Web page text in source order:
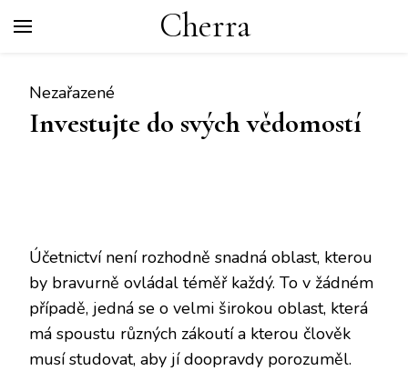
Cherra
Nezařazené
Investujte do svých vědomostí
Účetnictví není rozhodně snadná oblast, kterou
by bravurně ovládal téměř každý. To v žádném
případě, jedná se o velmi širokou oblast, která
má spoustu různých zákoutí a kterou člověk
musí studovat, aby jí doopravdy porozuměl.